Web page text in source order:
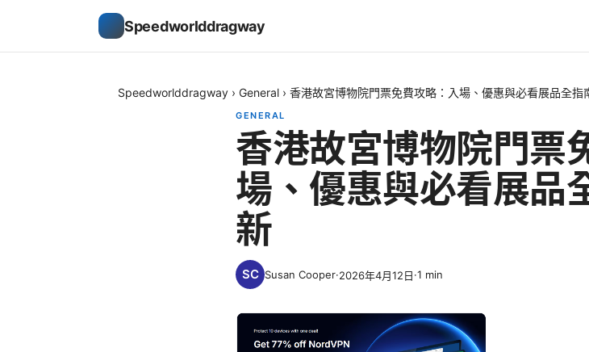
Speedworlddragway
Speedworlddragway › General › 香港故宮博物院門票免費攻略：入場、優惠與必看展品全
GENERAL
香港故宮博物院門票
場、優惠與必看展品
新
Susan Cooper·2026年4月12日·1 min